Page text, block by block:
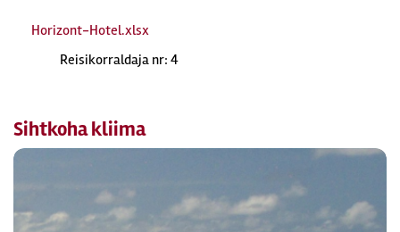
Horizont-Hotel.xlsx
Reisikorraldaja nr: 4
Sihtkoha kliima